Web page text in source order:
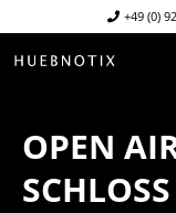
+49 (0)
OPEN